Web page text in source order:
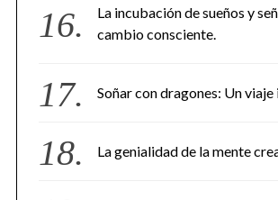
La incubación de sueños y
cambio consciente.
Soñar con dragones: Un
La genialidad de la mente